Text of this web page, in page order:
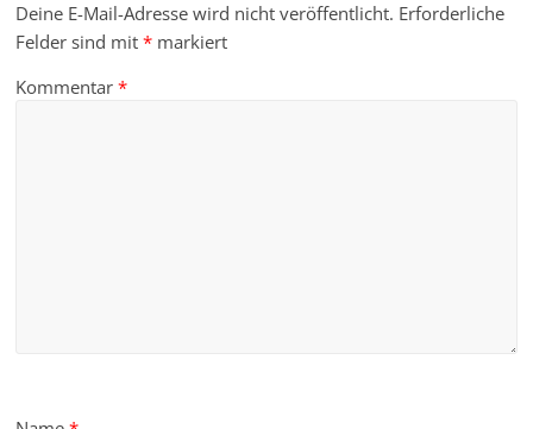
Deine E-Mail-Adresse wird nicht veröffentlicht. Erforderliche
Felder sind mit* markiert
Kommentar*